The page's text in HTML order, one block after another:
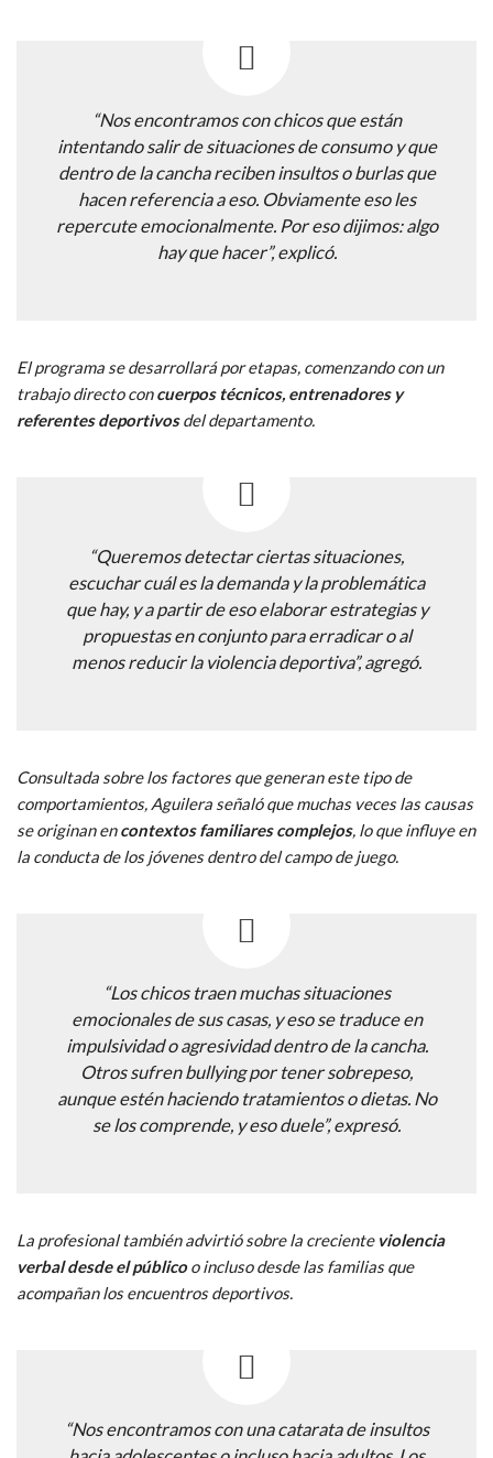
“Nos encontramos con chicos que están
intentando salir de situaciones de consumo y que
dentro de la cancha reciben insultos o burlas que
hacen referencia a eso. Obviamente eso les
repercute emocionalmente. Por eso dijimos: algo
hay que hacer”, explicó.
El programa se desarrollará por etapas, comenzando con un
trabajo directo concuerpos técnicos, entrenadores y
referentes deportivosdel departamento.
“Queremos detectar ciertas situaciones,
escuchar cuál es la demanda y la problemática
que hay, y a partir de eso elaborar estrategias y
propuestas en conjunto para erradicar o al
menos reducir la violencia deportiva”, agregó.
Consultada sobre los factores que generan este tipo de
comportamientos, Aguilera señaló que muchas veces las causas
se originan encontextos familiares complejos, lo que influye en
la conducta de los jóvenes dentro del campo de juego.
“Los chicos traen muchas situaciones
emocionales de sus casas, y eso se traduce en
impulsividad o agresividad dentro de la cancha.
Otros sufren bullying por tener sobrepeso,
aunque estén haciendo tratamientos o dietas. No
se los comprende, y eso duele”, expresó.
La profesional también advirtió sobre la creciente violencia
verbal desde el públicoo incluso desde las familias que
acompañan los encuentros deportivos.
“Nos encontramos con una catarata de insultos